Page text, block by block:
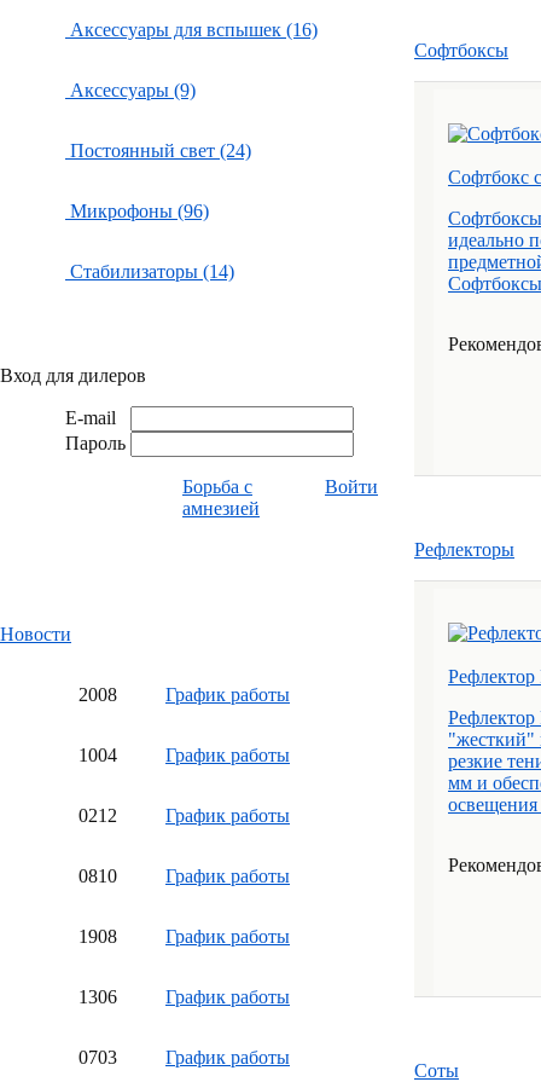
Аксессуары для вспышек (16)
Аксессуары (9)
Постоянный свет (24)
Микрофоны (96)
Стабилизаторы (14)
Вход для дилеров
E-mail
Пароль
Борьба с
амнезией
Войти
Новости
2008 График работы
1004 График работы
0212 График работы
0810 График работы
1908 График работы
1306 График работы
0703 График работы
Софтбоксы
Софтбокс
идеально
Рефлекторы
Рефлектор
"жесткий"
резкие
мм и
освещения
Соты